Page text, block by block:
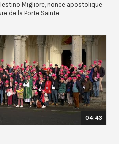
Migliore, nonce apostolique
de la Porte Sainte
04:43